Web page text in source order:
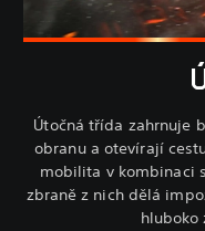
Útočná třída zahrnuje
obranu a otevírají
mobilita v kombinaci
zbraně z nich dělá
hluboko